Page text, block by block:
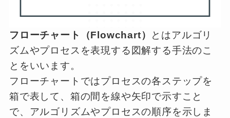
フローチャート（Flowchart）
とはアルゴリ
ズムやプロセスを表現する図解する手法のこ
とをいいます。
フローチャートではプロセスの各ステップを
箱で表して、箱の間を線や矢印で示すこと
で、アルゴリズムやプロセスの順序を示しま